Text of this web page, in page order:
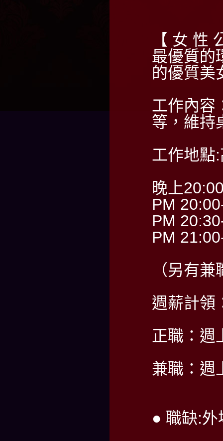
【 女 性
最優質的
的優質美
工作內容
等，維持
工作地點
晚上
PM
PM
PM
（另有
週薪計領
正職：週
兼職：週
● 職缺:外